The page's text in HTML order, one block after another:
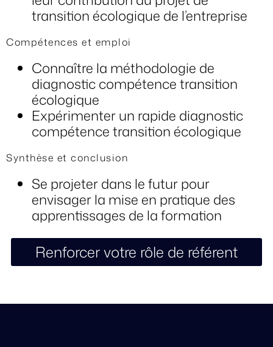
transition écologique de l’entreprise
Compétences et emploi
Connaître la méthodologie de
diagnostic compétence transition
écologique
Expérimenter un rapide diagnostic
compétence transition écologique
Synthèse et conclusion
Se projeter dans le futur pour
envisager la mise en pratique des
apprentissages de la formation
Renforcer votre rôle de référent